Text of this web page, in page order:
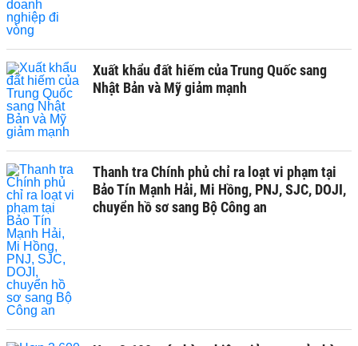
Xuất khẩu đất hiếm của Trung Quốc sang
Nhật Bản và Mỹ giảm mạnh
Thanh tra Chính phủ chỉ ra loạt vi phạm tại
Bảo Tín Mạnh Hải, Mi Hồng, PNJ, SJC, DOJI,
chuyển hồ sơ sang Bộ Công an